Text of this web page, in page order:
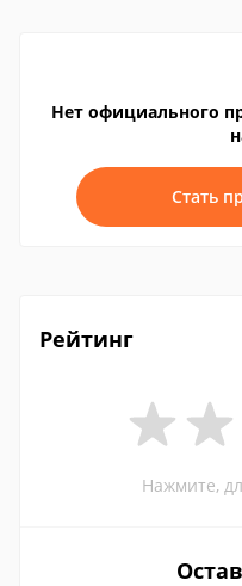
Нет официального
Стать
Рейтинг
Нажмите,